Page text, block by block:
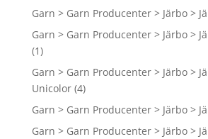
Garn > Garn Producenter > Järbo >
Garn > Garn Producenter > Järbo >
(1)
Garn > Garn Producenter > Järbo >
Unicolor (4)
Garn > Garn Producenter > Järbo >
Garn > Garn Producenter > Järbo >